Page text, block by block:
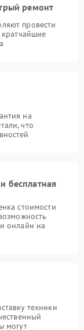
ремонт
провести
кратчайшие
на
что
бесплатная
стоимости
онлайн на
техники
могут